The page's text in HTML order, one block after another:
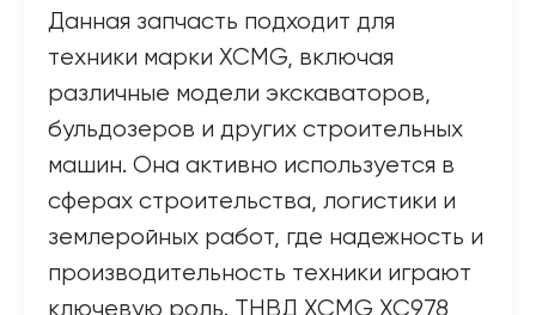
Данная запчасть подходит для
техники марки XCMG, включая
различные модели экскаваторов,
бульдозеров и других строительных
машин. Она активно используется в
сферах строительства, логистики и
землеройных работ, где надежность и
производительность техники играют
ключевую роль. ТНВД XCMG XC978